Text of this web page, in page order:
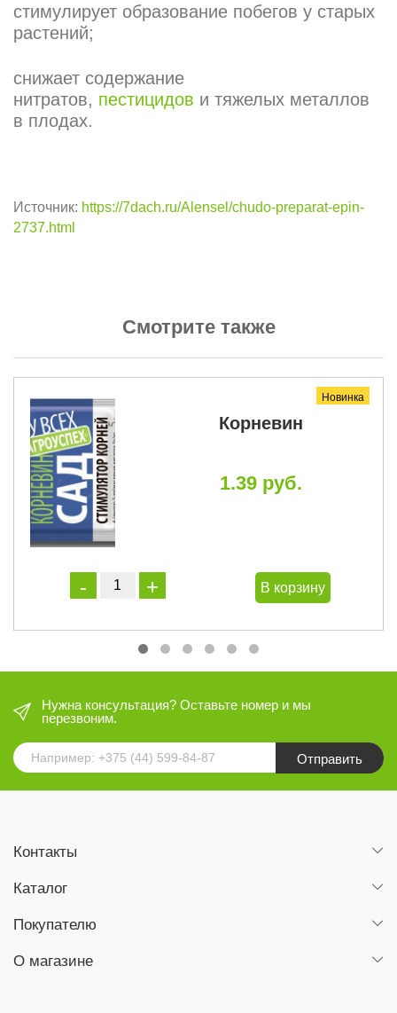
стимулирует образование побегов у старых
растений;
снижает содержание
нитратов, пестицидов и тяжелых металлов
в плодах.
Источник: https://7dach.ru/Alensel/chudo-preparat-epin-
2737.html
Смотрите также
Новинка
Корневин
1.39 руб.
В корзину
Нужна консультация? Оставьте номер и мы
перезвоним.
Отправить
Контакты
Каталог
Покупателю
О магазине